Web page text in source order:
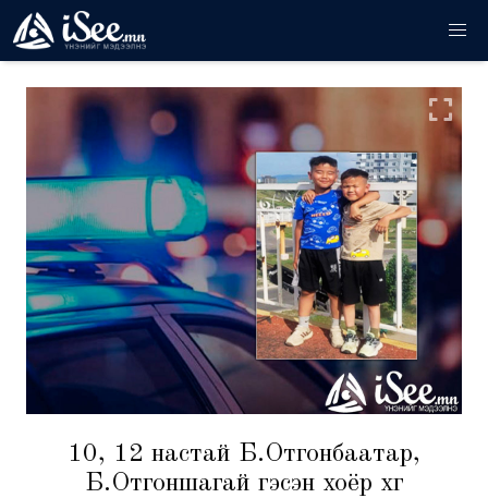
10, 12 настай Б.Отгонбаатар,
Б.Отгоншагай гэсэн хоёр хүүг